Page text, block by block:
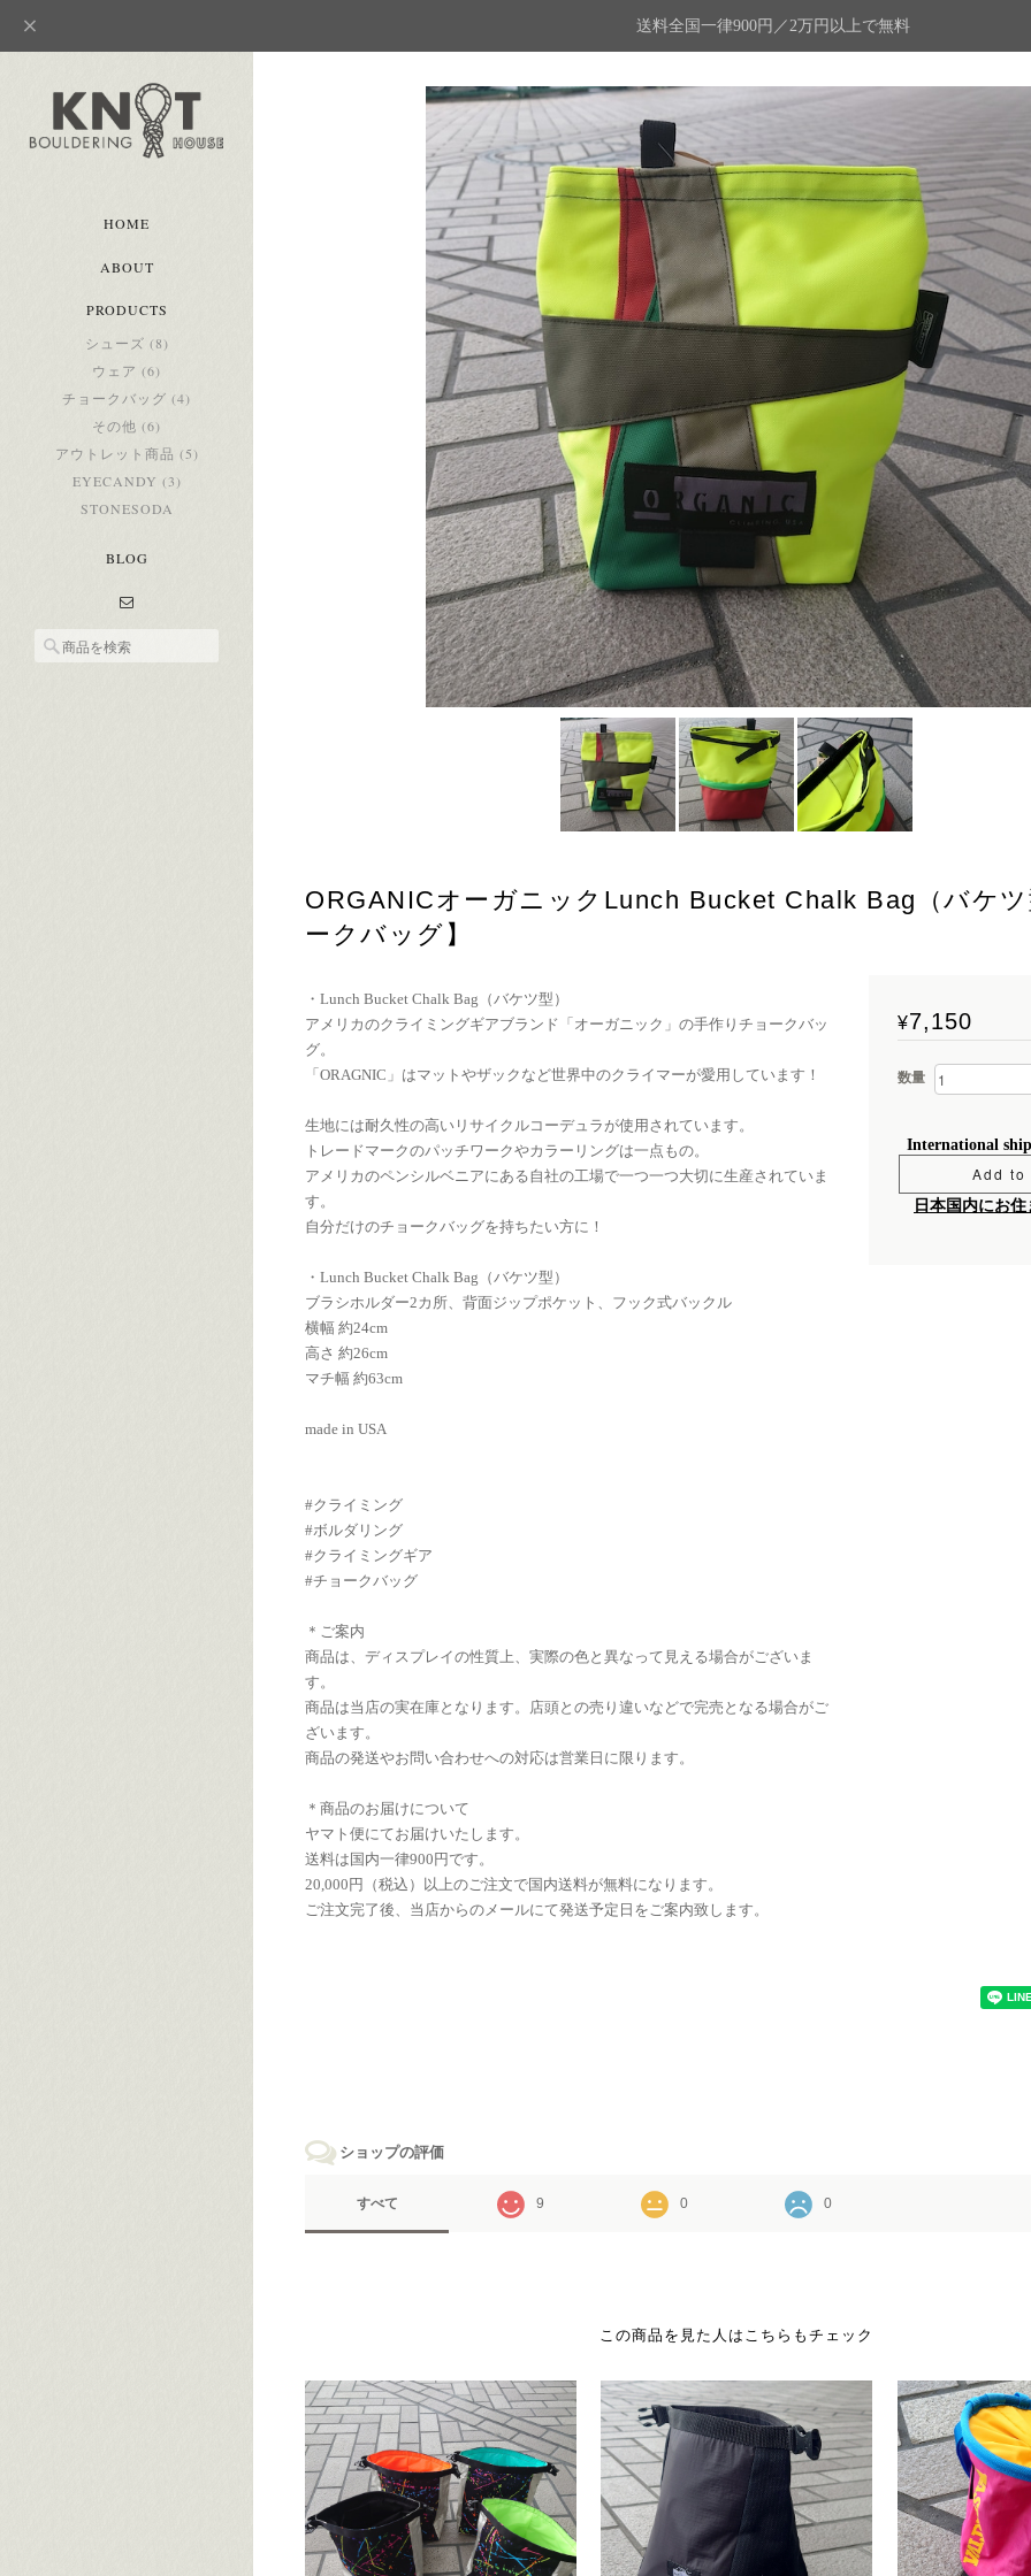
送料全国一律900円／2万円以上で無料
HOME
ABOUT
PRODUCTS
シューズ (8)
ウェア (6)
チョークバッグ (4)
その他 (6)
アウトレット商品 (5)
EYECANDY (3)
STONESODA
BLOG
ORGANICオーガニックLunch Bucket Chalk Bag（バケ
ークバッグ】
・Lunch Bucket Chalk Bag（バケツ型）
アメリカのクライミングギアブランド「オーガニック」の手作りチョークバッ
グ。
「ORAGNIC」はマットやザックなど世界中のクライマーが愛用しています！
生地には耐久性の高いリサイクルコーデュラが使用されています。
トレードマークのパッチワークやカラーリングは一点もの。
アメリカのペンシルベニアにある自社の工場で一つ一つ大切に生産されていま
す。
自分だけのチョークバッグを持ちたい方に！
・Lunch Bucket Chalk Bag（バケツ型）
ブラシホルダー2カ所、背面ジップポケット、フック式バックル
横幅 約24cm
高さ 約26cm
マチ幅 約63cm
made in USA
#クライミング
#ボルダリング
#クライミングギア
#チョークバッグ
＊ご案内
商品は、ディスプレイの性質上、実際の色と異なって見える場合がございま
す。
商品は当店の実在庫となります。店頭との売り違いなどで完売となる場合がご
ざいます。
商品の発送やお問い合わせへの対応は営業日に限ります。
＊商品のお届けについて
ヤマト便にてお届けいたします。
送料は国内一律900円です。
20,000円（税込）以上のご注文で国内送料が無料になります。
ご注文完了後、当店からのメールにて発送予定日をご案内致します。
¥7,150
数量
International
Add
日本国内にお
ショップの評価
すべて 9 0 0
この商品を見た人はこちらもチェック